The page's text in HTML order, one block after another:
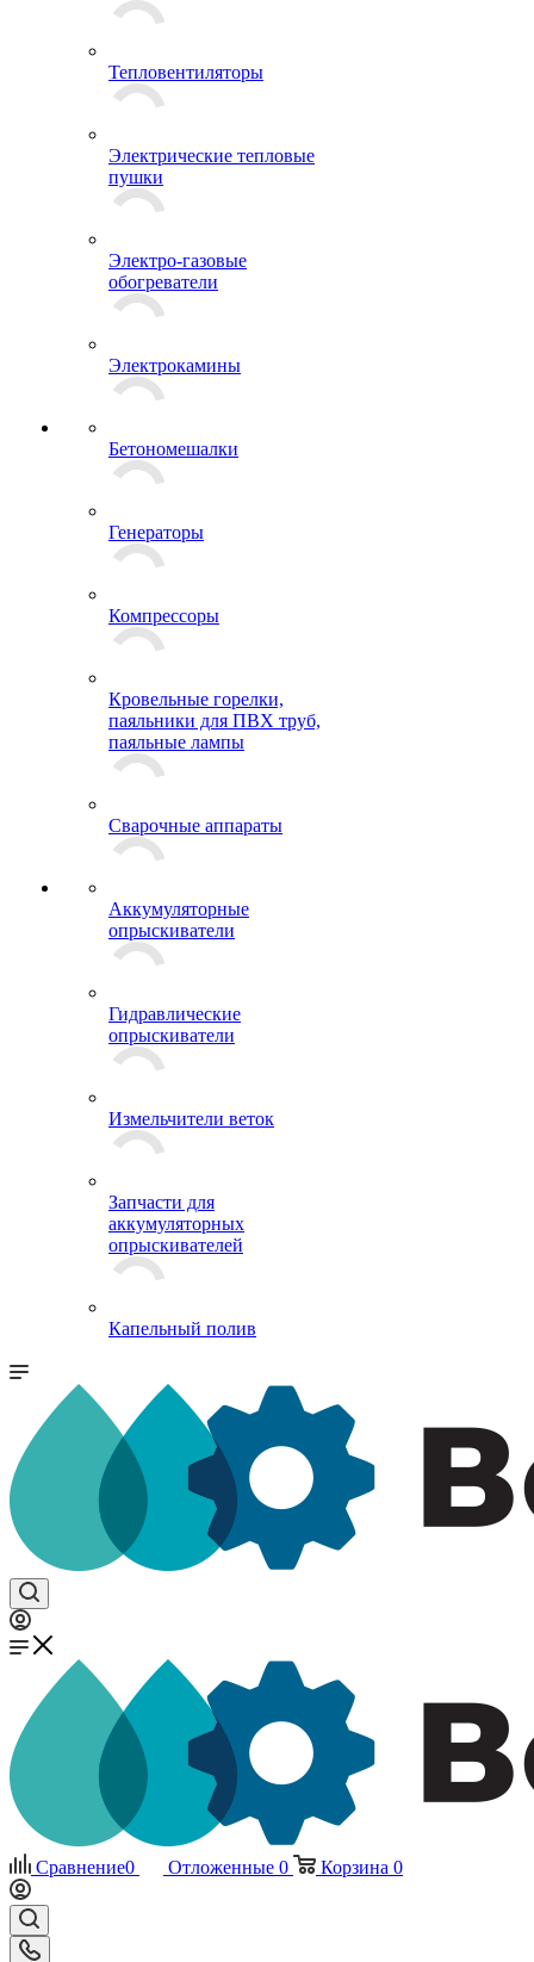
Тепловентиляторы
Электрические тепловые
пушки
Электро-газовые
обогреватели
Электрокамины
Бетономешалки
Генераторы
Компрессоры
Кровельные горелки,
паяльники для ПВХ труб,
паяльные лампы
Сварочные аппараты
Аккумуляторные
опрыскиватели
Гидравлические
опрыскиватели
Измельчители веток
Запчасти для
аккумуляторных
опрыскивателей
Капельный полив
Сравнение0 Отложенные 0 Корзина 0